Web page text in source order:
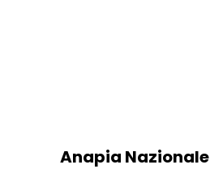
Anapia Nazionale